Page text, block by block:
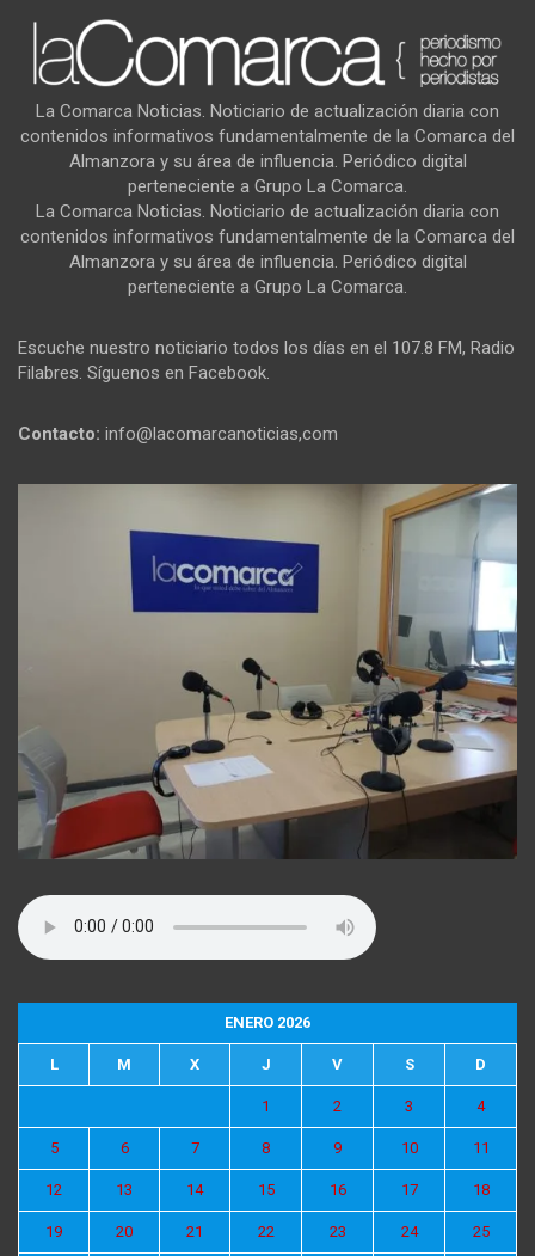
La Comarca Noticias. Noticiario de actualización diaria con
contenidos informativos fundamentalmente de la Comarca del
Almanzora y su área de influencia. Periódico digital
perteneciente a Grupo La Comarca.
La Comarca Noticias. Noticiario de actualización diaria con
contenidos informativos fundamentalmente de la Comarca del
Almanzora y su área de influencia. Periódico digital
perteneciente a Grupo La Comarca.
Escuche nuestro noticiario todos los días en el 107.8 FM, Radio
Filabres. Síguenos en Facebook.
Contacto: info@lacomarcanoticias,com
ENERO 2026
L M X J V S D
1 2 3 4
5 6 7 8 9 10 11
12 13 14 15 16 17 18
19 20 21 22 23 24 25